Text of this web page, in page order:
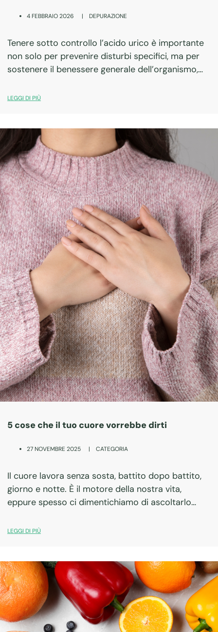
4 FEBBRAIO 2026 | DEPURAZIONE
Tenere sotto controllo l’acido urico è importante
non solo per prevenire disturbi specifici, ma per
sostenere il benessere generale dell’organismo,
diventa più ricca.
LEGGI DI PIÙ
5 cose che il tuo cuore vorrebbe dirti
27 NOVEMBRE 2025 | CATEGORIA
Il cuore lavora senza sosta, battito dopo battito,
giorno e notte. È il motore della nostra vita,
eppure spesso ci dimentichiamo di ascoltarlo
la sua salute dipende anche dalle nostre…
LEGGI DI PIÙ